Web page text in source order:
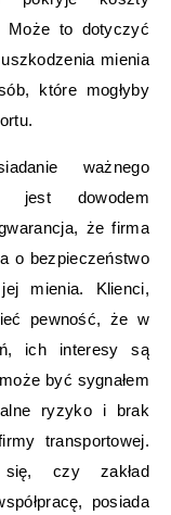
Może to dotyczyć
mienia
które mogłyby
ważnego
jest dowodem
że firma
o bezpieczeństwo
mienia. Klienci,
pewność, że w
ich interesy są
być sygnałem
ryzyko i brak
transportowej.
czy zakład
posiada